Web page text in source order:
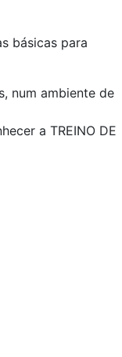
básicas para
num ambiente de
a TREINO DE